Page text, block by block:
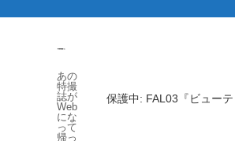
あの
特撮
誌が
Web
にな
って
帰っ
保護中: FAL03『ビュー